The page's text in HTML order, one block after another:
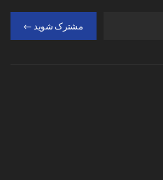
مشترک شوید